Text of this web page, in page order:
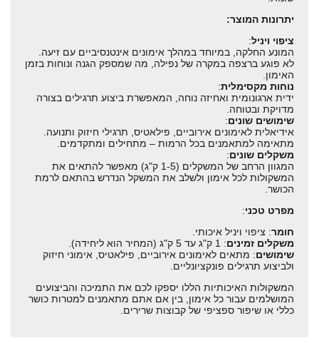
יתרונות המוצר:
ציפוי ויניל:
המונע החלקה, במיוחד במהלך אימונים אינטנסיביים עם זיעה.
לא פוגע ברצפה במקרה של נפילה, מה שמספק הגנה ונוחות בזמן
האימון.
נוחות מקסימלית:
ידית ארגונומית ואחיזה נוחה, המאפשרת ביצוע תרגילים בצורה
מדויקת ובטוחה.
שימושים שונים:
אידיאלית לאימונים אירוביים, פילאטיס, תרגילי חיזוק ותנועה.
מתאימה למתאמנים בכל הרמות – מתחילים ומתקדמים.
משקלים שונים:
המגוון הרחב של המשקלים (1-5 ק"ג) מאפשר להתאים את
המשקולות לכל אימון ולשלב את המשקל הנדרש בהתאם לרמת
הכושר.
מפרט טכני:
חומר: ציפוי ויניל איכותי.
משקלים זמינים: 1 ק"ג עד 5 ק"ג (המחיר הוא ליחידה).
שימושים: מתאים לאימונים אירוביים, פילאטיס, אימוני חיזוק
ולביצוע תרגילים פונקציונליים.
המשקולות האיכותיות הללו יספקו לכם את התמיכה והביצועים
המושלמים עבור כל אימון, בין אם אתם מתאמנים למטרות כושר
כללי או שיפור ספציפי של קבוצות שרירים.